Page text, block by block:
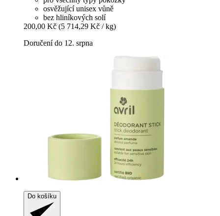
osvěžující unisex vůně
bez hliníkových solí
200,00 Kč (5 714,29 Kč / kg)
Doručení do 12. srpna
Do košíku